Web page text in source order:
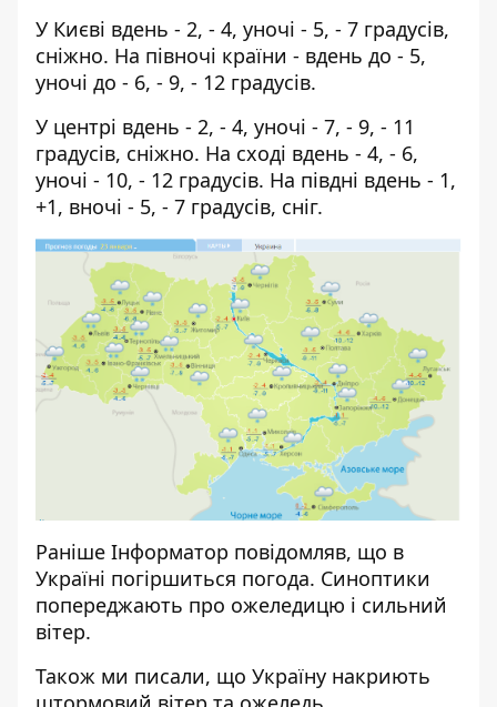
У Києві вдень - 2, - 4, уночі - 5, - 7 градусів,
сніжно. На півночі країни - вдень до - 5,
уночі до - 6, - 9, - 12 градусів.
У центрі вдень - 2, - 4, уночі - 7, - 9, - 11
градусів, сніжно. На сході вдень - 4, - 6,
уночі - 10, - 12 градусів. На півдні вдень - 1,
+1, вночі - 5, - 7 градусів, сніг.
Раніше Інформатор повідомляв, що в
Україні погіршиться погода. Синоптики
попереджають про ожеледицю і сильний
вітер.
Також ми писали, що Україну накриють